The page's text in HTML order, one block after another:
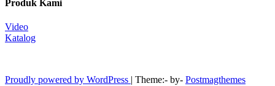
Produk Kami
Video
Katalog
Proudly powered by WordPress | Theme:- by- Postmagthemes